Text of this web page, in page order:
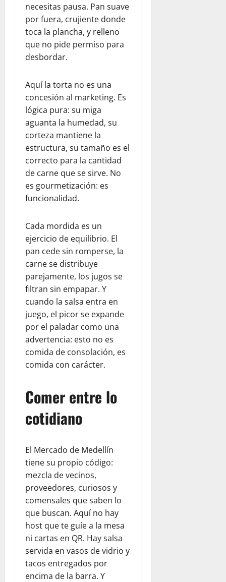
necesitas pausa. Pan suave
por fuera, crujiente donde
toca la plancha, y relleno
que no pide permiso para
desbordar.
Aquí la torta no es una
concesión al marketing. Es
lógica pura: su miga
aguanta la humedad, su
corteza mantiene la
estructura, su tamaño es el
correcto para la cantidad
de carne que se sirve. No
es gourmetización: es
funcionalidad.
Cada mordida es un
ejercicio de equilibrio. El
pan cede sin romperse, la
carne se distribuye
parejamente, los jugos se
filtran sin empapar. Y
cuando la salsa entra en
juego, el picor se expande
por el paladar como una
advertencia: esto no es
comida de consolación, es
comida con carácter.
Comer entre lo
cotidiano
El Mercado de Medellín
tiene su propio código:
mezcla de vecinos,
proveedores, curiosos y
comensales que saben lo
que buscan. Aquí no hay
host que te guíe a la mesa
ni cartas en QR. Hay salsa
servida en vasos de vidrio y
tacos entregados por
encima de la barra. Y